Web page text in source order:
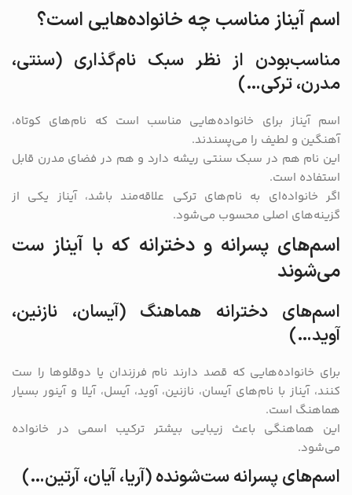
اسم آیناز مناسب چه خانواده‌هایی است؟
مناسب‌بودن از نظر سبک نام‌گذاری (سنتی،
مدرن، ترکی…)
اسم آیناز برای خانواده‌هایی مناسب است که نام‌های کوتاه،
آهنگین و لطیف را می‌پسندند.
این نام هم در سبک سنتی ریشه دارد و هم در فضای مدرن قابل
استفاده است.
اگر خانواده‌ای به نام‌های ترکی علاقه‌مند باشد، آیناز یکی از
گزینه‌های اصلی محسوب می‌شود.
اسم‌های پسرانه و دخترانه که با آیناز ست
می‌شوند
اسم‌های دخترانه هماهنگ (آیسان، نازنین،
آوید…)
برای خانواده‌هایی که قصد دارند نام فرزندان یا دوقلوها را ست
کنند، آیناز با نام‌های آیسان، نازنین، آوید، آیسل، آیلا و آینور بسیار
هماهنگ است.
این هماهنگی باعث زیبایی بیشتر ترکیب اسمی در خانواده
می‌شود.
اسم‌های پسرانه ست‌شونده (آریا، آیان، آرتین…)